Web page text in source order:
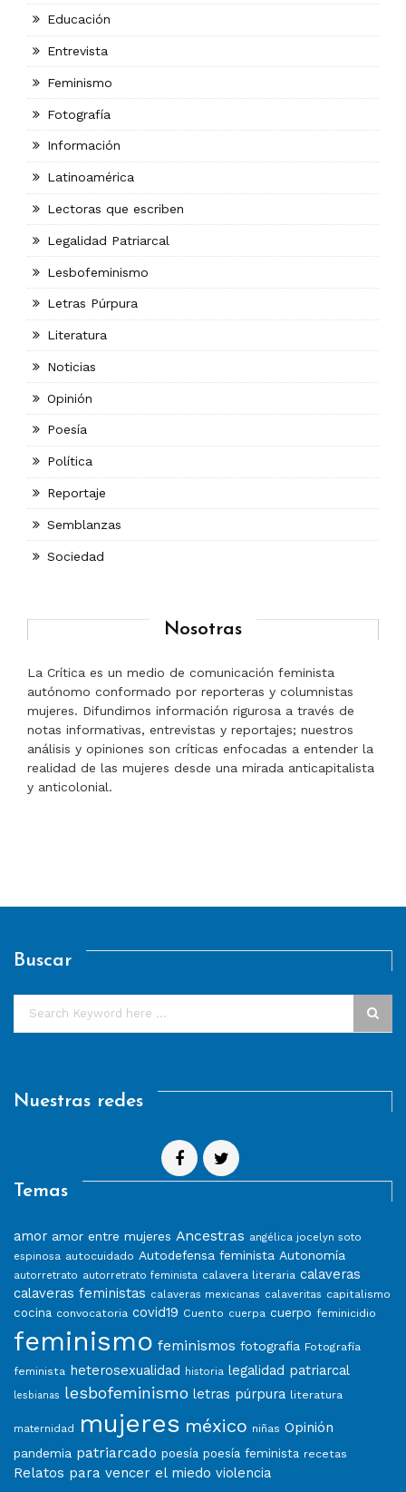
Educación
Entrevista
Feminismo
Fotografía
Información
Latinoamérica
Lectoras que escriben
Legalidad Patriarcal
Lesbofeminismo
Letras Púrpura
Literatura
Noticias
Opinión
Poesía
Política
Reportaje
Semblanzas
Sociedad
Nosotras
La Crítica es un medio de comunicación feminista
autónomo conformado por reporteras y columnistas
mujeres. Difundimos información rigurosa a través de
notas informativas, entrevistas y reportajes; nuestros
análisis y opiniones son críticas enfocadas a entender la
realidad de las mujeres desde una mirada anticapitalista
y anticolonial.
Buscar
Nuestras redes
Temas
amor amor entre mujeres Ancestras angélica jocelyn soto
espinosa autocuidado Autodefensa feminista Autonomía
autorretrato autorretrato feminista calavera literaria calaveras
calaveras feministas calaveras mexicanas calaveritas capitalismo
cocina convocatoria covid19 Cuento cuerpa cuerpo feminicidio
feminismo feminismos fotografía Fotografía
feminista heterosexualidad historia legalidad patriarcal
lesbianas lesbofeminismo letras púrpura literatura
maternidad mujeres méxico niñas Opinión
pandemia patriarcado poesía poesía feminista recetas
Relatos para vencer el miedo violencia